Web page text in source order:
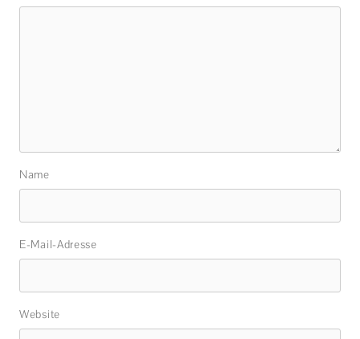
Name
E-Mail-Adresse
Website